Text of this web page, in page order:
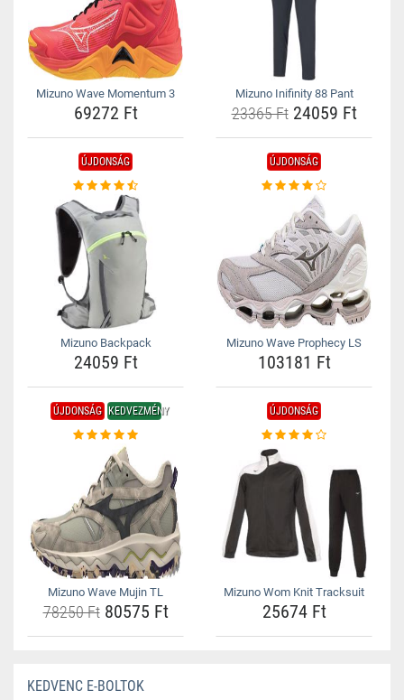
Mizuno Wave Momentum 3
69272 Ft
Mizuno Inifinity 88 Pant
23365 Ft24059 Ft
ÚJDONSÁG
Mizuno Backpack
24059 Ft
ÚJDONSÁG
Mizuno Wave Prophecy LS
103181 Ft
ÚJDONSÁG KEDVEZMÉNY
Mizuno Wave Mujin TL
78250 Ft80575 Ft
ÚJDONSÁG
Mizuno Wom Knit Tracksuit
25674 Ft
KEDVENC E-BOLTOK